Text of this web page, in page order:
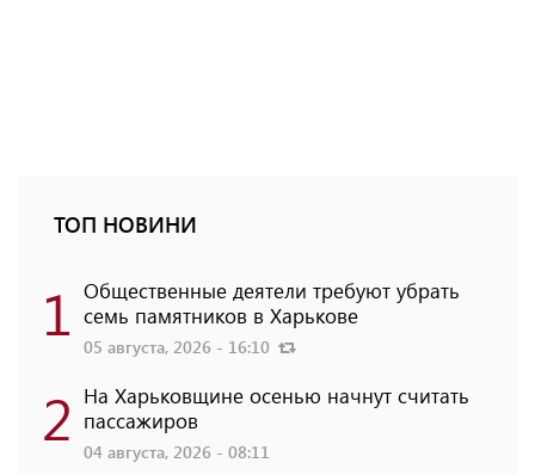
ТОП НОВИНИ
1 Общественные деятели требуют убрать
семь памятников в Харькове
05 августа, 2026 - 16:10
2 На Харьковщине осенью начнут считать
пассажиров
04 августа, 2026 - 08:11